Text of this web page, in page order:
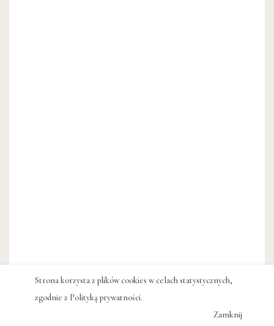
Strona korzysta z plików cookies w celach statystycznych,
zgodnie z Polityką prywatności.
Zamknij